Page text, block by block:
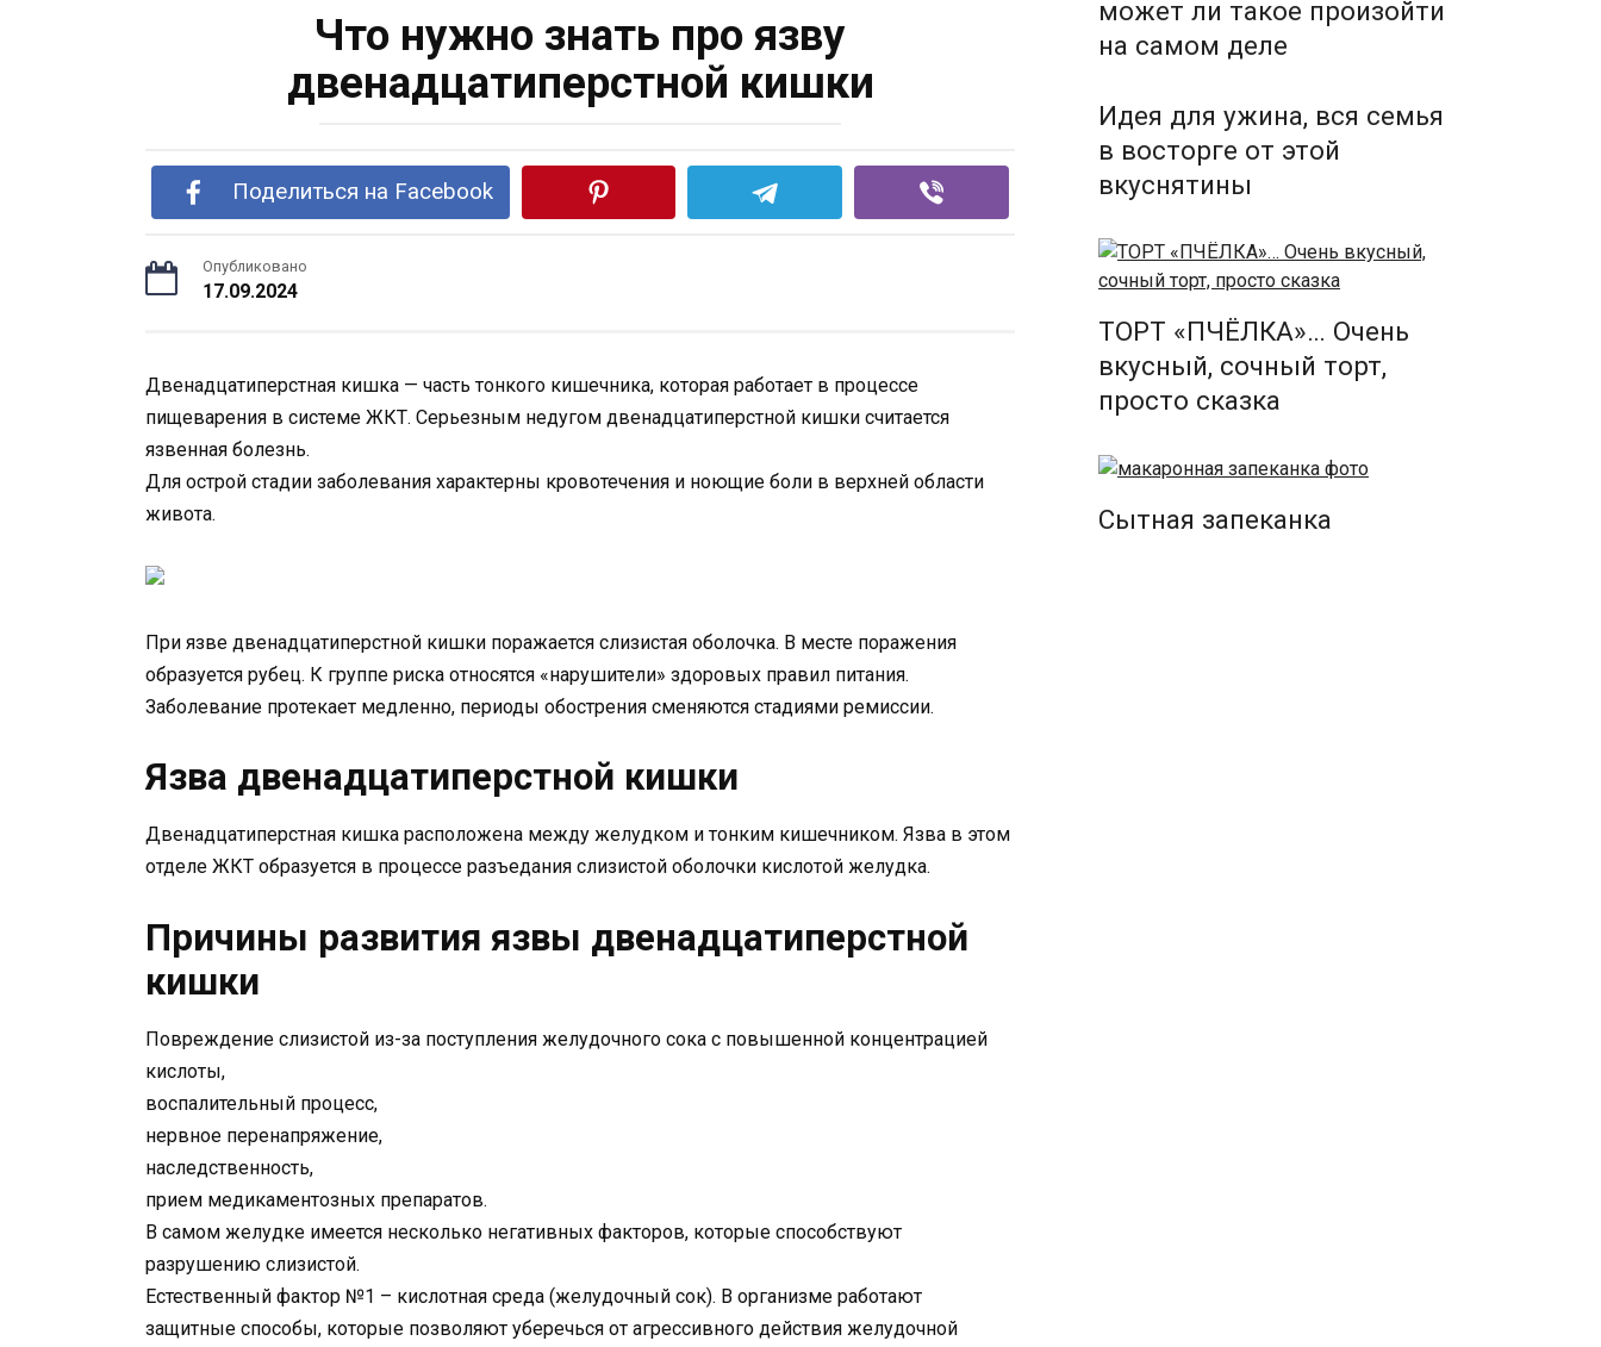
Что нужно знать про язву
двенадцатиперстной кишки
Поделиться на Facebook
Опубликовано
17.09.2024
Двенадцатиперстная кишка — часть тонкого кишечника, которая работает в процессе
пищеварения в системе ЖКТ. Серьезным недугом двенадцатиперстной кишки считается
язвенная болезнь.
Для острой стадии заболевания характерны кровотечения и ноющие боли в верхней области
живота.
При язве двенадцатиперстной кишки поражается слизистая оболочка. В месте поражения
образуется рубец. К группе риска относятся «нарушители» здоровых правил питания.
Заболевание протекает медленно, периоды обострения сменяются стадиями ремиссии.
Язва двенадцатиперстной кишки
Двенадцатиперстная кишка расположена между желудком и тонким кишечником. Язва в этом
отделе ЖКТ образуется в процессе разъедания слизистой оболочки кислотой желудка.
Причины развития язвы двенадцатиперстной
кишки
Повреждение слизистой из-за поступления желудочного сока с повышенной концентрацией
кислоты,
воспалительный процесс,
нервное перенапряжение,
наследственность,
прием медикаментозных препаратов.
В самом желудке имеется несколько негативных факторов, которые способствуют
разрушению слизистой.
Естественный фактор №1 – кислотная среда (желудочный сок). В организме работают
защитные способы, которые позволяют уберечься от агрессивного действия желудочной
может ли такое произойти
на самом деле
Идея для ужина, вся семья
в восторге от этой
вкуснятины
ТОРТ «ПЧЁЛКА»… Очень
вкусный, сочный торт,
просто сказка
Сытная запеканка